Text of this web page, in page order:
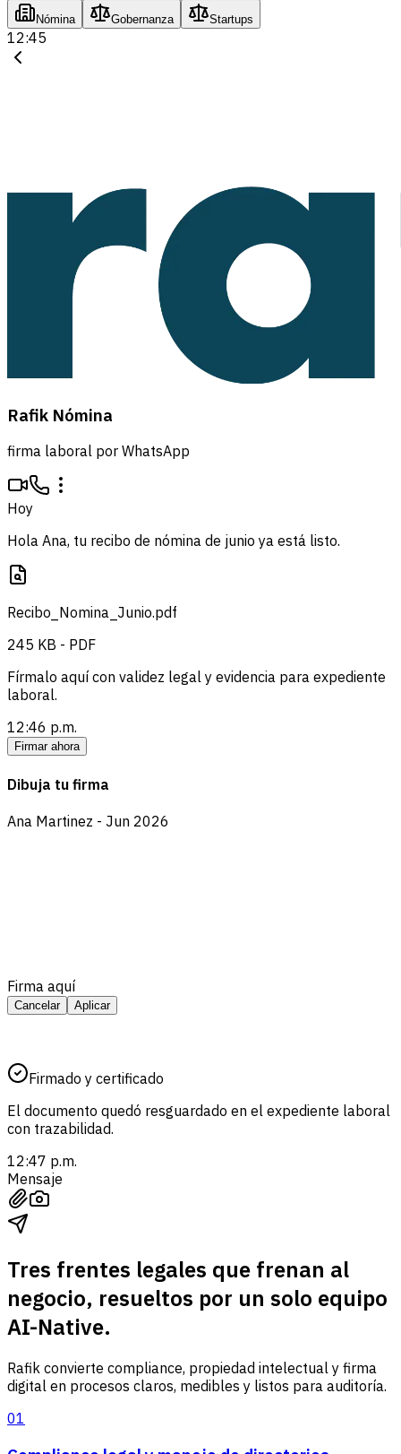
Nómina Gobernanza Startups
12:45
Rafik Nómina
firma laboral por WhatsApp
Hoy
Hola Ana, tu recibo de nómina de junio ya está listo.
Recibo_Nomina_Junio.pdf
245 KB - PDF
Fírmalo aquí con validez legal y evidencia para expediente
laboral.
12:46 p.m.
Firmar ahora
Dibuja tu firma
Ana Martinez - Jun 2026
Firma aquí
Cancelar Aplicar
Firmado y certificado
El documento quedó resguardado en el expediente laboral
con trazabilidad.
12:47 p.m.
Mensaje
Tres frentes legales que frenan al
negocio, resueltos por un solo equipo
AI-Native.
Rafik convierte compliance, propiedad intelectual y firma
digital en procesos claros, medibles y listos para auditoría.
01